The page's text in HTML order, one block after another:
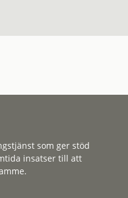
som ger stöd
insatser till att